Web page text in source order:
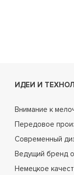
ИДЕИ И
Внимание к
Передовое
Современный
Ведущий бренд
Немецкое